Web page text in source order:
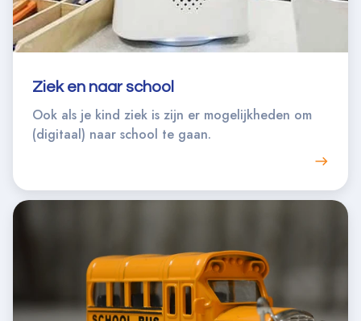
Ziek en naar school
Ook als je kind ziek is zijn er mogelijkheden om
(digitaal) naar school te gaan.